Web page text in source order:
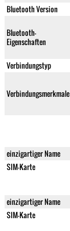
Bluetooth Version
Bluetooth-
Eigenschaften
Verbindungstyp
Verbindungsmerkmale
einzigartiger Name
SIM-Karte
einzigartiger Name
SIM-Karte